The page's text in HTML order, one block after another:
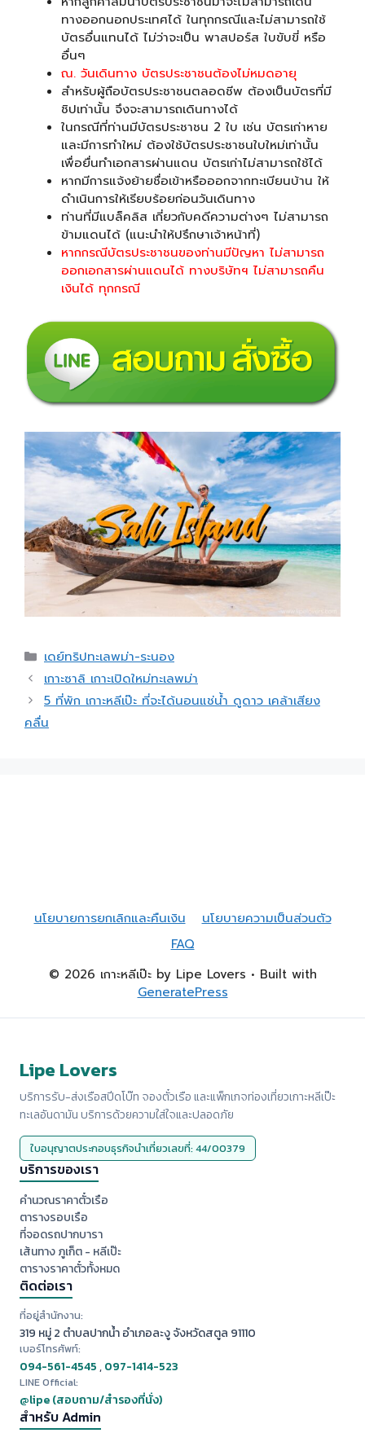
ทางออกนอกประเทศได้ ในทุกกรณีและไม่สามารถใช้
บัตรอื่นแทนได้ ไม่ว่าจะเป็น พาสปอร์ส ใบขับขี่ หรือ
อื่นๆ
ณ. วันเดินทาง บัตรประชาชนต้องไม่หมดอายุ
สำหรับผู้ถือบัตรประชาชนตลอดชีพ ต้องเป็นบัตรที่มี
ชิปเท่านั้น จึงจะสามารถเดินทางได้
ในกรณีที่ท่านมีบัตรประชาชน 2 ใบ เช่น บัตรเก่าหาย
และมีการทำใหม่ ต้องใช้บัตรประชาชนใบใหม่เท่านั้น
เพื่อยื่นทำเอกสารผ่านแดน บัตรเก่าไม่สามารถใช้ได้
หากมีการแจ้งย้ายชื่อเข้าหรือออกจากทะเบียนบ้าน ให้
ดำเนินการให้เรียบร้อยก่อนวันเดินทาง
ท่านที่มีแบล็คลิส เกี่ยวกับคดีความต่างๆ ไม่สามารถ
ข้ามแดนได้ (แนะนำให้ปรึกษาเจ้าหน้าที่)
หากกรณีบัตรประชาชนของท่านมีปัญหา ไม่สามารถ
ออกเอกสารผ่านแดนได้ ทางบริษัทฯ ไม่สามารถคืน
เงินได้ ทุกกรณี
เดย์ทริปทะเลพม่า-ระนอง
เกาะซาลิ เกาะเปิดใหม่ทะเลพม่า
5 ที่พัก เกาะหลีเป๊ะ ที่จะได้นอนแช่น้ำ ดูดาว เคล้าเสียง
คลื่น
นโยบายการยกเลิกและคืนเงิน
นโยบายความเป็นส่วนตัว
FAQ
© 2026 เกาะหลีเป๊ะ by Lipe Lovers • Built with
GeneratePress
Lipe Lovers
บริการรับ-ส่งเรือสปีดโบ๊ท จองตั๋วเรือ และแพ็กเกจท่องเที่ยวเกาะหลีเป๊ะ
ทะเลอันดามัน บริการด้วยความใส่ใจและปลอดภัย
ใบอนุญาตประกอบธุรกิจนำเที่ยวเลขที่: 44/00379
บริการของเรา
คำนวณราคาตั๋วเรือ
ตารางรอบเรือ
ที่จอดรถปากบารา
เส้นทาง ภูเก็ต - หลีเป๊ะ
ตารางราคาตั๋วทั้งหมด
ติดต่อเรา
ที่อยู่สำนักงาน:
319 หมู่ 2 ตำบลปากน้ำ อำเภอละงู จังหวัดสตูล 91110
เบอร์โทรศัพท์:
094-561-4545,097-1414-523
LINE Official:
@lipe (สอบถาม/สำรองที่นั่ง)
สำหรับ Admin